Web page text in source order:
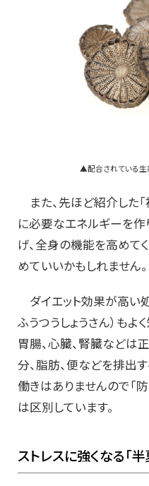
▲配合されている生薬
また、先ほど紹介した
に必要なエネルギーを
げ、全身の機能を高めて
めていいかもしれません。
ダイエット効果が高い
ふうつうしょうさん）もよ
胃腸、心臓、腎臓などは
分、脂肪、便などを排出す
働きはありませんので「
は区別しています。
ストレスに強くなる「